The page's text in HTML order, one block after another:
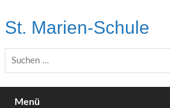
content
St. Marien-Schule
Menü